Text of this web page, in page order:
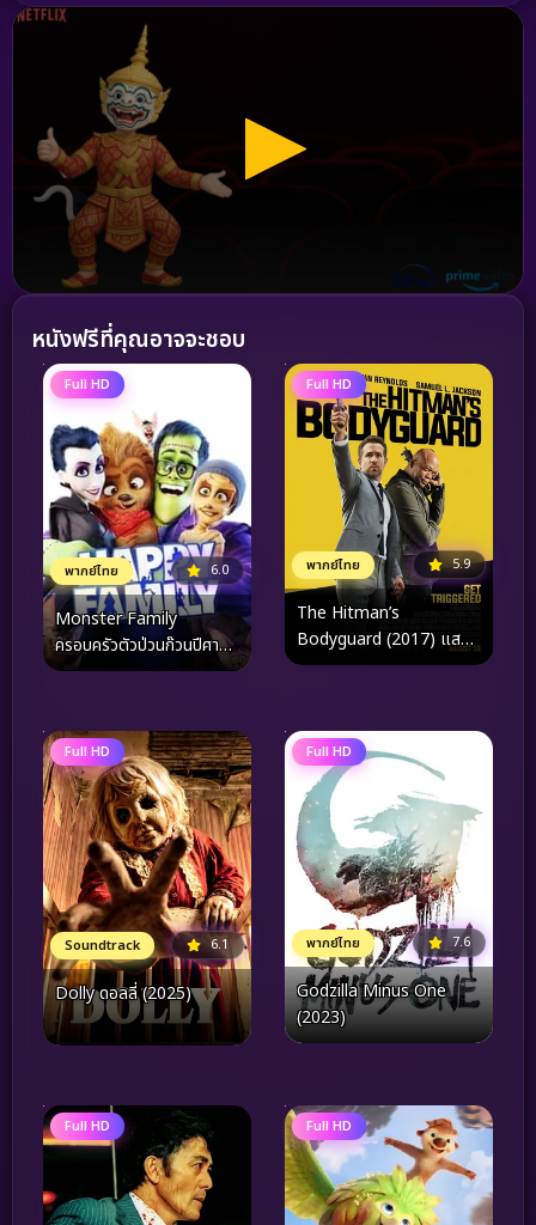
หนังฟรีที่คุณอาจจะชอบ
Full HD
พากย์ไทย 6.0
Monster Family
ครอบครัวตัวป่วนก๊วนปีศาจ
(2017)
Full HD
พากย์ไทย 5.9
The Hitman’s
Bodyguard (2017) แสบ
ซ่าส์ แบบว่าบอดี้การ์ด
Full HD
Soundtrack 6.1
Dolly ดอลลี่ (2025)
Full HD
พากย์ไทย 7.6
Godzilla Minus One
(2023)
Full HD Full HD